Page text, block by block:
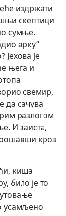
издржати
скептици
сумње.
арку“
Јехова је
њега и
свемир,
да сачува
разлогом
И заиста,
кроз
киша
било је то
усамљено